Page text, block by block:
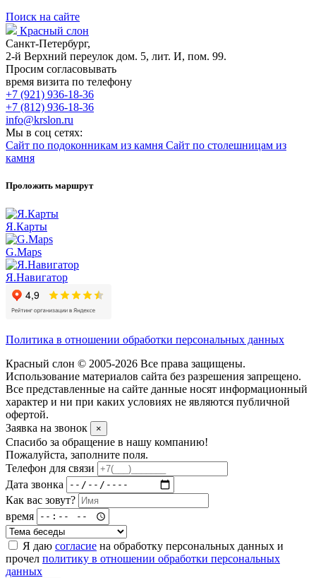
Поиск на сайте
Красный слон
Санкт-Петербург,
2-й Верхний переулок дом. 5, лит. И, пом. 99.
Просим согласовывать
время визита по телефону
+7 (921) 936-18-36
+7 (812) 936-18-36
info@krslon.ru
Мы в соц сетях:
Сайт по подоконникам из камня Сайт по столешницам из
камня
Проложить маршрут
Я.Карты
G.Maps
Я.Навигатор
Политика в отношении обработки персональных данных
Красный слон © 2005-2026 Все права защищены.
Использование материалов сайта без разрешения запрещено.
Все представленные на сайте данные носят информационный
характер и ни при каких условиях не являются публичной
офертой.
Заявка на звонок
×
Спасибо за обращение в нашу компанию!
Пожалуйста, заполните поля.
Телефон для связи
Дата звонка
Как вас зовут?
время
Я даю согласие на обработку персональных данных и
прочел политику в отношении обработки персональных
данных